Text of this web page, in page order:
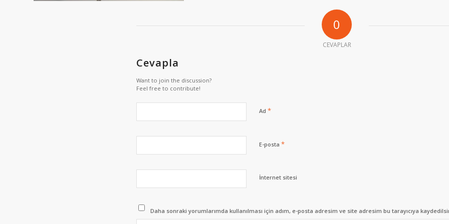
0
CEVAPLAR
Cevapla
Want to join the discussion?
Feel free to contribute!
Ad *
E-posta *
İnternet sitesi
Daha sonraki yorumlarımda kullanılması için adım, e-posta adresim ve site adresim bu tarayıcıya